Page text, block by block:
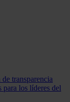
transparencia
para los líderes del